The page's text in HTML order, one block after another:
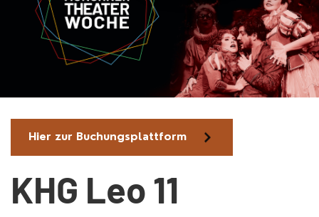
Hier zur Buchungsplattform
KHG Leo 11